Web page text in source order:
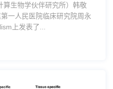
算生物学伙伴研究所）韩敬
一人民医院临床研究院周永
上发表了...